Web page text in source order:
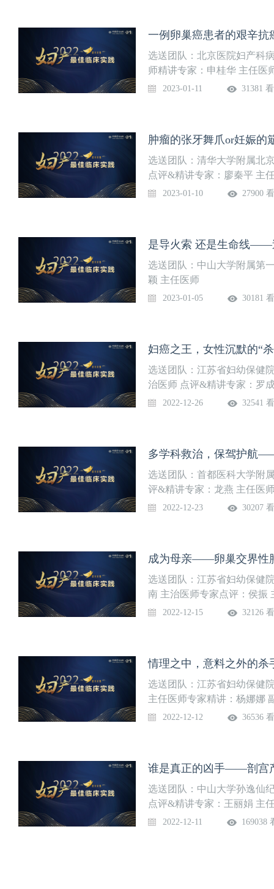
一例卵巢癌患者的艰辛抗
选送团队：北京医院妇产科
师精讲专家：申桂华 主任医
2023-01-11 31381
选送团队：清华大学附属北
点评&精讲专家：廖秦平 主
2023-01-10 27900
是导火索 还是生命线——
选送团队：中山大学附属第
颖 主任医师
2023-01-05 30181
妇癌之王，女性沉默的“
选送团队：江苏省妇幼保健
治医师 点评&精讲专家：罗
（DAY26）罗成燕：晚期卵
2022-12-26 32541
选送团队：首都医科大学附
评&精讲专家：龙燕 主任医
娠合并慢性肾病的MDT管理
2022-12-23 30207
成为母亲——卵巢交界性
选送团队：江苏省妇幼保健
南 主治医师专家点评：侯振
师
2022-12-15 32126
情理之中，意料之外的
选送团队：江苏省妇幼保健
主任医师专家精讲：杨娜娜
（DAY12）专家精讲：妊娠
2022-12-12 36536
谁是真正的凶手——剖宫
选送团队：中山大学孙逸仙
点评&精讲专家：王丽娟 主
专家精讲：从个案出发，聊
2022-12-11 169038